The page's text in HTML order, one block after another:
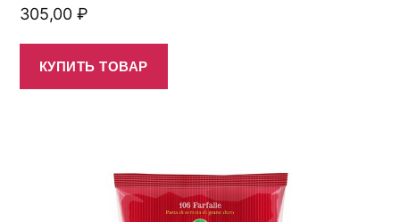
305,00 ₽
КУПИТЬ ТОВАР